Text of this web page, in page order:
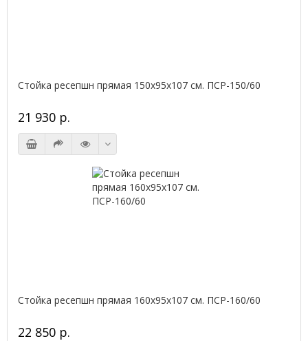
Стойка ресепшн прямая 150х95х107 см. ПСР-150/60
21 930 р.
Стойка ресепшн прямая 160х95х107 см. ПСР-160/60
22 850 р.